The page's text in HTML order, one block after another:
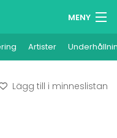
MENY
Artister
Lägg till i minneslistan